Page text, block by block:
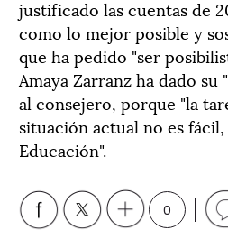
justificado las cuentas de
como lo mejor posible y
que ha pedido "ser
Amaya Zarranz ha dado su
al consejero, porque "la
situación actual no es
Educación".
0